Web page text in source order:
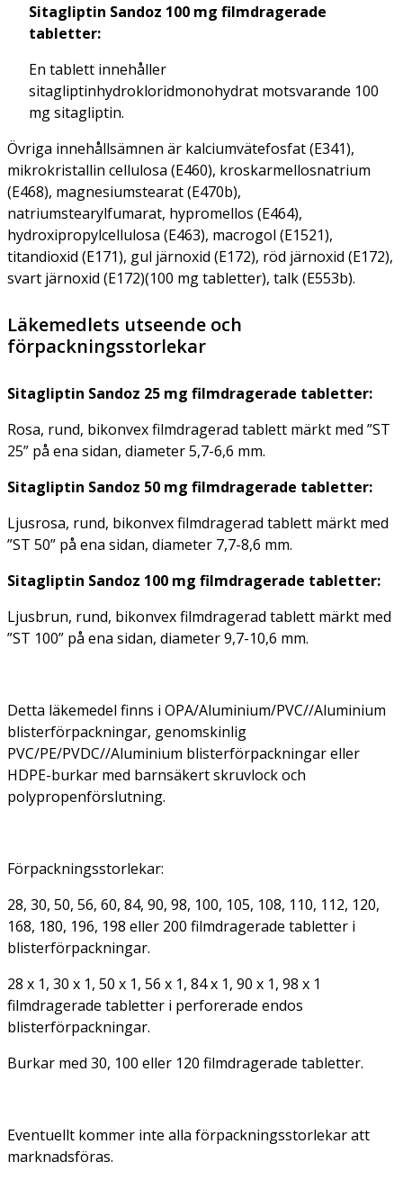
Sitagliptin Sandoz 100 mg filmdragerade
tabletter:
En tablett innehåller
sitagliptinhydrokloridmonohydrat motsvarande 100
mg sitagliptin.
Övriga innehållsämnen är kalciumvätefosfat (E341),
mikrokristallin cellulosa (E460), kroskarmellosnatrium
(E468), magnesiumstearat (E470b),
natriumstearylfumarat, hypromellos (E464),
hydroxipropylcellulosa (E463), macrogol (E1521),
titandioxid (E171), gul järnoxid (E172), röd järnoxid (E172),
svart järnoxid (E172)(100 mg tabletter), talk (E553b).
Läkemedlets utseende och
förpackningsstorlekar
Sitagliptin Sandoz 25 mg filmdragerade tabletter:
Rosa, rund, bikonvex filmdragerad tablett märkt med ”ST
25” på ena sidan, diameter 5,7-6,6 mm.
Sitagliptin Sandoz 50 mg filmdragerade tabletter:
Ljusrosa, rund, bikonvex filmdragerad tablett märkt med
”ST 50” på ena sidan, diameter 7,7-8,6 mm.
Sitagliptin Sandoz 100 mg filmdragerade tabletter:
Ljusbrun, rund, bikonvex filmdragerad tablett märkt med
”ST 100” på ena sidan, diameter 9,7-10,6 mm.
Detta läkemedel finns i OPA/Aluminium/PVC//Aluminium
blisterförpackningar, genomskinlig
PVC/PE/PVDC//Aluminium blisterförpackningar eller
HDPE-burkar med barnsäkert skruvlock och
polypropenförslutning.
Förpackningsstorlekar:
28, 30, 50, 56, 60, 84, 90, 98, 100, 105, 108, 110, 112, 120,
168, 180, 196, 198 eller 200 filmdragerade tabletter i
blisterförpackningar.
28 x 1, 30 x 1, 50 x 1, 56 x 1, 84 x 1, 90 x 1, 98 x 1
filmdragerade tabletter i perforerade endos
blisterförpackningar.
Burkar med 30, 100 eller 120 filmdragerade tabletter.
Eventuellt kommer inte alla förpackningsstorlekar att
marknadsföras.